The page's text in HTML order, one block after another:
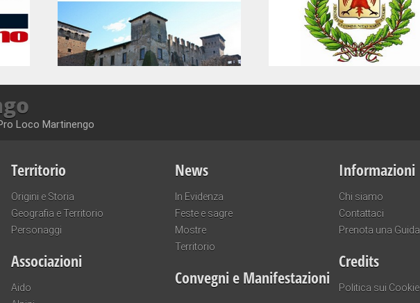
Loco Martinengo
Territorio
Origini e Storia
Geografia e Territorio
Personaggi
Associazioni
Aido
News
In Evidenza
Feste e sagre
Mostre
Territorio
Convegni e Manifestazioni
Informazioni
Chi siamo
Contattaci
Prenota una Guida
Credits
Politica sui Cookie